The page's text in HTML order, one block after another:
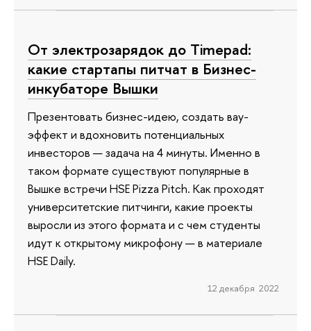
От электрозарядок до Timepad:
какие стартапы питчат в Бизнес-
инкубаторе Вышки
Презентовать бизнес-идею, создать вау-
эффект и вдохновить потенциальных
инвесторов — задача на 4 минуты. Именно в
таком формате существуют популярные в
Вышке встречи HSE Pizza Pitch. Как проходят
университетские питчинги, какие проекты
выросли из этого формата и с чем студенты
идут к открытому микрофону — в материале
HSE Daily.
12 декабря 2022